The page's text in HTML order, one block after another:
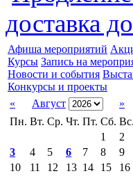
доставка
Афиша мероприятий
Курсы Запись на
Новости и события
Конкурсы и проекты
«
Август
»
Пн. Вт. Ср. Чт. Пт. Сб. Вс.
1
2
3
4 5 6 7 8
9
10
11 12 13 14 15
16